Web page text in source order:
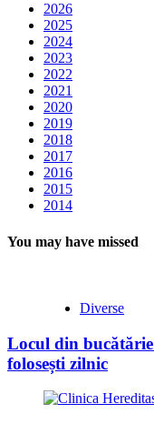
2026
2025
2024
2023
2022
2021
2020
2019
2018
2017
2016
2015
2014
You may have missed
Diverse
Locul din
folosești zilnic